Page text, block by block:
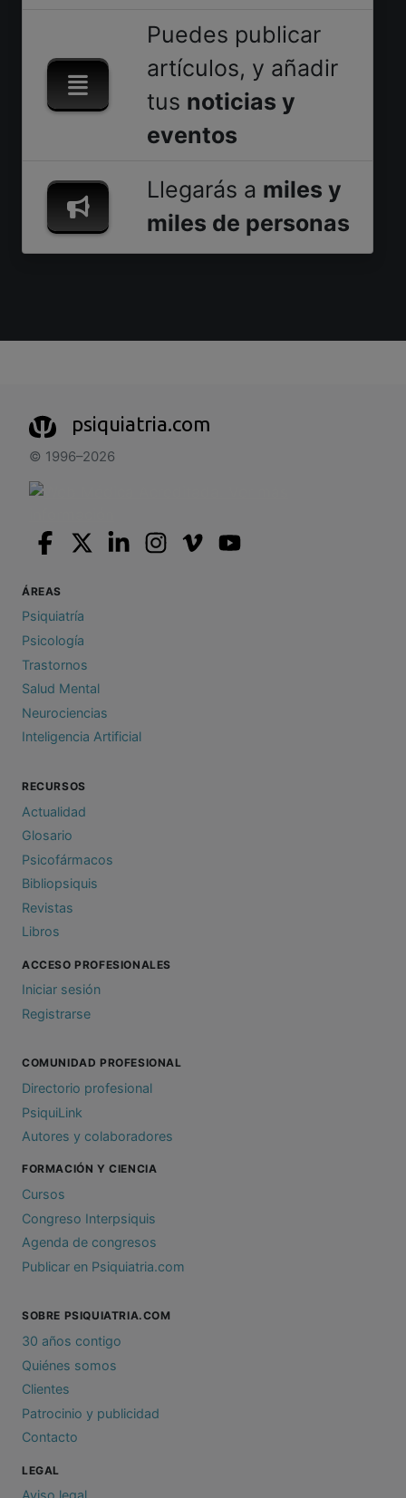
Puedes publicar
artículos, y añadir
tus noticias y
eventos
Llegarás a miles y
miles de personas
psiquiatria.com
© 1996–2026
ÁREAS
Psiquiatría
Psicología
Trastornos
Salud Mental
Neurociencias
Inteligencia Artificial
RECURSOS
Actualidad
Glosario
Psicofármacos
Bibliopsiquis
Revistas
Libros
ACCESO PROFESIONALES
Iniciar sesión
Registrarse
COMUNIDAD PROFESIONAL
Directorio profesional
PsiquiLink
Autores y colaboradores
FORMACIÓN Y CIENCIA
Cursos
Congreso Interpsiquis
Agenda de congresos
Publicar en Psiquiatria.com
SOBRE PSIQUIATRIA.COM
30 años contigo
Quiénes somos
Clientes
Patrocinio y publicidad
Contacto
LEGAL